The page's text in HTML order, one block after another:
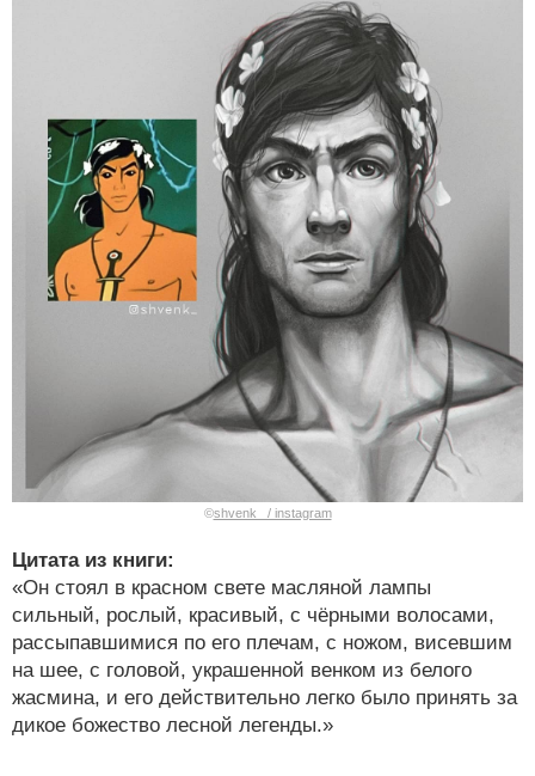
©shvenk_ / instagram
Цитата из книги:
«Он стоял в красном свете масляной лампы
сильный, рослый, красивый, с чёрными волосами,
рассыпавшимися по его плечам, с ножом, висевшим
на шее, с головой, украшенной венком из белого
жасмина, и его действительно легко было принять за
дикое божество лесной легенды.»